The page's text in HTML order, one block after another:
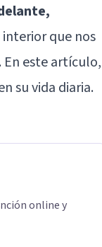
interior que nos
este artículo,
su vida diaria.
online y